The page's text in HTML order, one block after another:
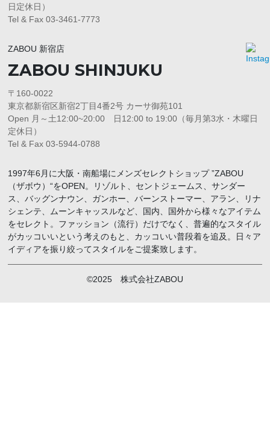
日定休日）
Tel & Fax 03-3461-7773
ZABOU 新宿店
ZABOU SHINJUKU
〒160-0022
東京都新宿区新宿2丁目4番2号 カーサ御苑101
Open 月～土12:00~20:00 日12:00 to 19:00（毎月第3水・木曜日
定休日）
Tel & Fax 03-5944-0788
1997年6月に大阪・南船場にメンズセレクトショップ ”ZABOU
（ザボウ）“をOPEN。リゾルト、セントジェームス、サンダー
ス、バッグンナウン、ガンホー、バーンストーマー、アラン、リナ
シェンテ、ムーンキャッスルなど、国内、国外から様々なアイテム
をセレクト。ファッション（流行）だけでなく、普遍的なスタイル
がカッコいいという考えのもと、カッコいい普段着を追及。日々ア
イディアを振り絞ってスタイルをご提案致します。
©2025 株式会社ZABOU